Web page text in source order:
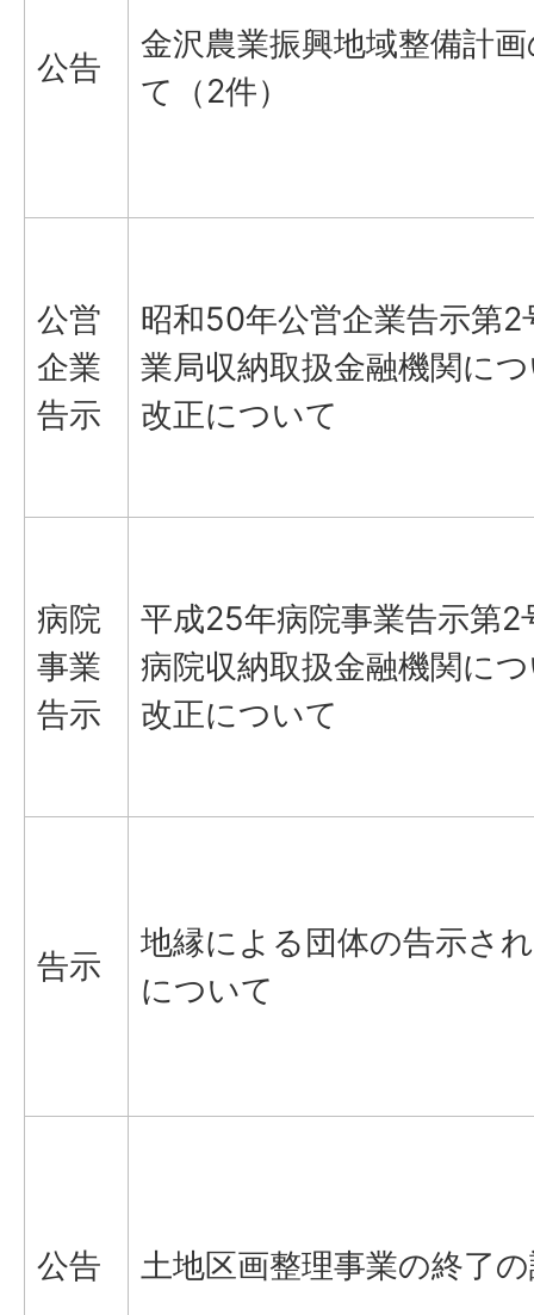
公告
金沢農業振興地域整備計
て（2件）
公営
企業
告示
昭和50年公営企業告示第2
業局収納取扱金融機関に
改正について
病院
事業
告示
平成25年病院事業告示第2
病院収納取扱金融機関に
改正について
告示
地縁による団体の告示さ
について
公告 土地区画整理事業の終了